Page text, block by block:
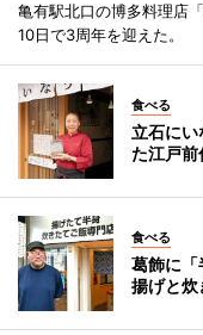
亀有駅北口の博多料理店
10日で3周年を迎えた。
食べる
立石に
た江戸前
食べる
葛飾に
揚げと炊